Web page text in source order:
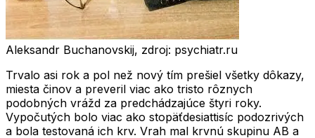
Aleksandr Buchanovskij, zdroj: psychiatr.ru
Trvalo asi rok a pol než nový tím prešiel všetky dôkazy,
miesta činov a preveril viac ako tristo rôznych
podobných vrážd za predchádzajúce štyri roky.
Vypočutých bolo viac ako stopäťdesiattisíc podozrivých
a bola testovaná ich krv. Vrah mal krvnú skupinu AB a